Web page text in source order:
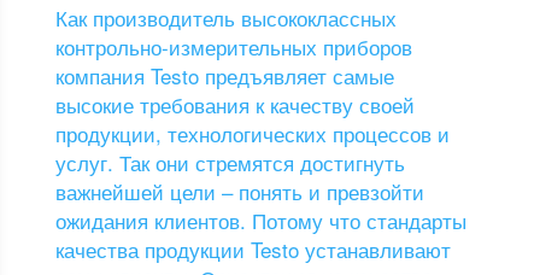
Как производитель высококлассных
контрольно-измерительных приборов
компания Testo предъявляет самые
высокие требования к качеству своей
продукции, технологических процессов и
услуг. Так они стремятся достигнуть
важнейшей цели – понять и превзойти
ожидания клиентов. Потому что стандарты
качества продукции Testo устанавливают